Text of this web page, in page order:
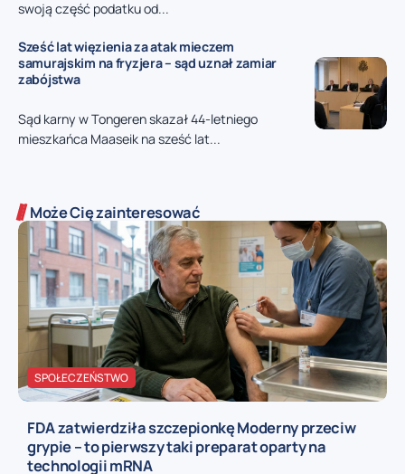
swoją część podatku od...
Sześć lat więzienia za atak mieczem
samurajskim na fryzjera – sąd uznał zamiar
zabójstwa
Sąd karny w Tongeren skazał 44-letniego
mieszkańca Maaseik na sześć lat...
Może Cię zainteresować
SPOŁECZEŃSTWO
FDA zatwierdziła szczepionkę Moderny przeciw
grypie – to pierwszy taki preparat oparty na
technologii mRNA